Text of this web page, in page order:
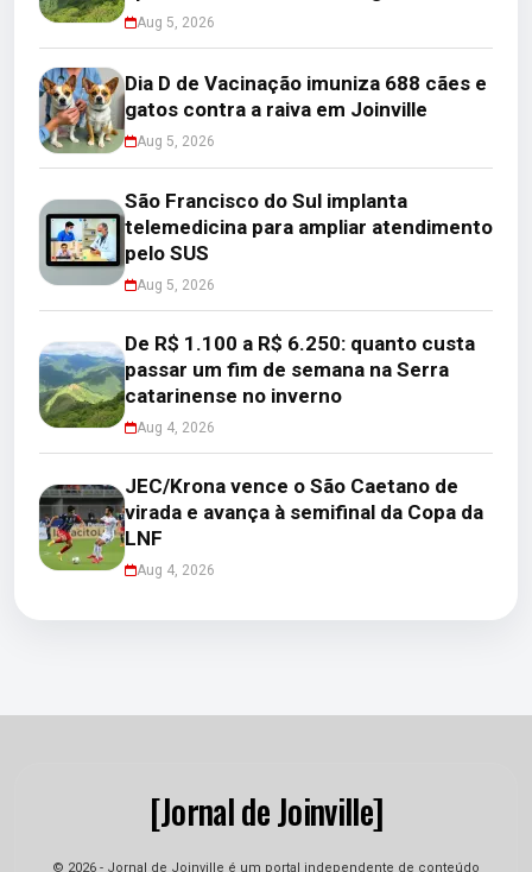
Aug 5, 2026
Dia D de Vacinação imuniza 688 cães e
gatos contra a raiva em Joinville
Aug 5, 2026
São Francisco do Sul implanta
telemedicina para ampliar atendimento
pelo SUS
Aug 5, 2026
De R$ 1.100 a R$ 6.250: quanto custa
passar um fim de semana na Serra
catarinense no inverno
Aug 4, 2026
JEC/Krona vence o São Caetano de
virada e avança à semifinal da Copa da
LNF
Aug 4, 2026
[Jornal de Joinville]
© 2026 - Jornal de Joinville é um portal independente de conteúdo